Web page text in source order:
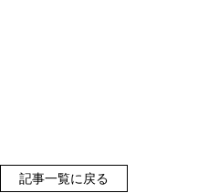
記事一覧に戻る